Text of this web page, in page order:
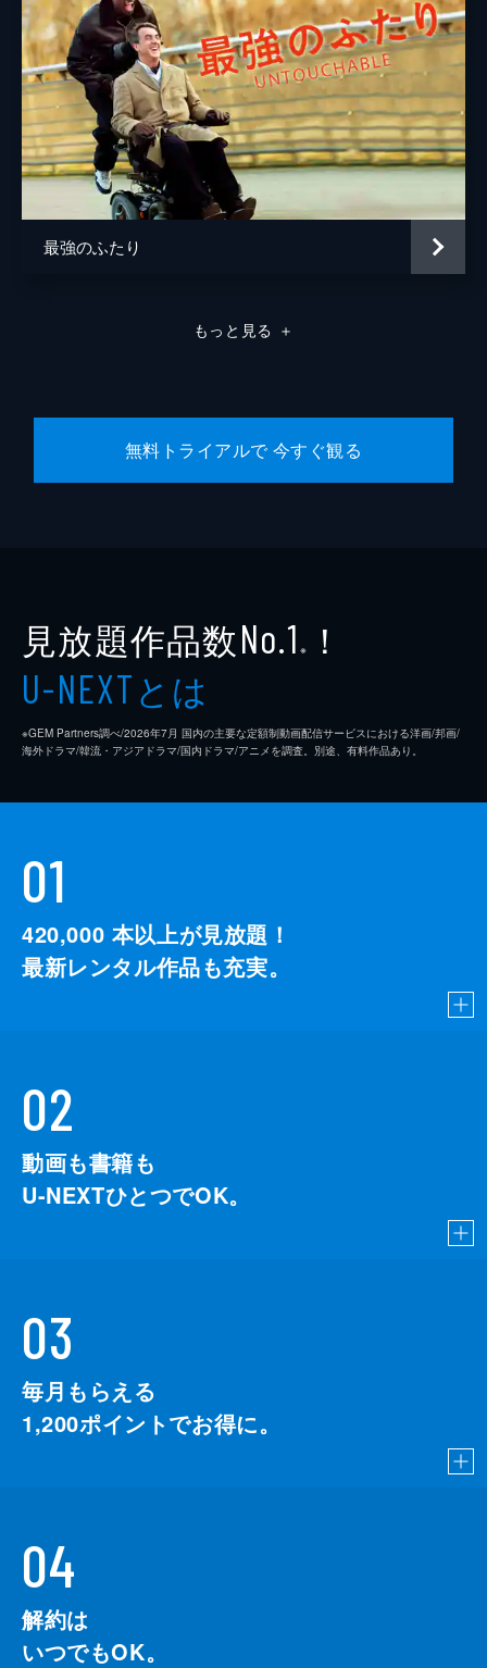
最強のふたり
もっと見る ＋
無料トライアルで 今すぐ観る
見放題作品数No.1 ※ ！
U-NEXTとは
※GEM Partners調べ/2026年7⽉ 国内の主要な定額制動画配信サービスにおける洋画/邦画/
海外ドラマ/韓流・アジアドラマ/国内ドラマ/アニメを調査。別途、有料作品あり。
01
420,000 本以上が見放題！
最新レンタル作品も充実。
02
動画も書籍も
U-NEXTひとつでOK。
03
毎月もらえる
1,200ポイントでお得に。
04
解約は
いつでもOK。